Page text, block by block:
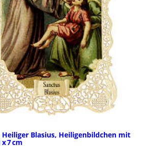
Blasius, Heiligenbildchen mit
7 cm